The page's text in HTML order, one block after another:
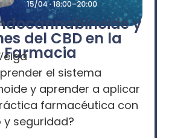
y
del CBD en la
Farmacia
el sistema
y aprender a aplicar
farmacéutica con
seguridad?